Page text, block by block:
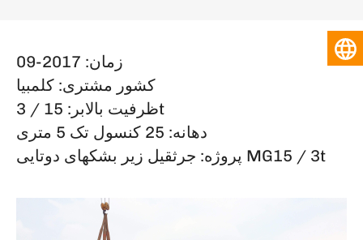
زمان: 2017-09
کشور مشتری: کلمبیا
ظرفیت بالابر: 15 / 3t
دهانه: 25 کنسول تک 5 متری
پروژه: جرثقیل زیر بشکهای دوتایی MG15 / 3t